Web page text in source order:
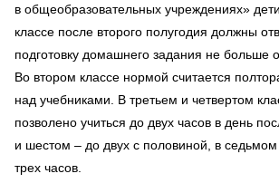
в общеобразовательных учреждениях»
классе после второго полугодия должны
подготовку домашнего задания не больше
Во втором классе нормой считается
над учебниками. В третьем и четвертом
позволено учиться до двух часов в день
и шестом – до двух с половиной, в
трех часов.